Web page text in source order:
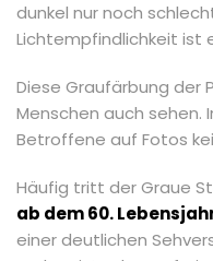
dunkel nur noch
Lichtempfindlichkeit ist
Diese Graufärbung der
Menschen auch sehen.
Betroffene auf Fotos
Häufig tritt der Graue
ab dem 60.
einer deutlichen